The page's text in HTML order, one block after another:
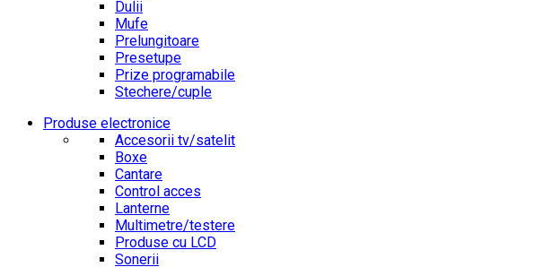
Dulii
Mufe
Prelungitoare
Presetupe
Prize programabile
Stechere/cuple
Produse electronice
Accesorii tv/satelit
Boxe
Cantare
Control acces
Lanterne
Multimetre/testere
Produse cu LCD
Sonerii